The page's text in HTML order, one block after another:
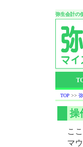
弥生会計の
TOP >>
操
こ
マ